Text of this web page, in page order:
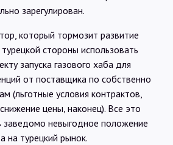
зарегулирован.
который тормозит развитие
стороны использовать
запуска газового хаба для
от поставщика по собственно
(льготные условия контрактов,
цены, наконец). Все это
заведомо невыгодное положение
на турецкий рынок.